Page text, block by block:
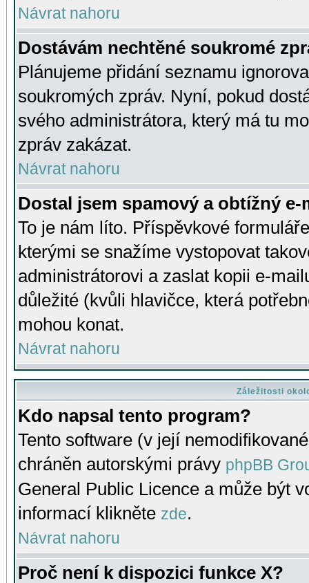
Návrat nahoru
Dostávám nechtěné soukromé
Plánujeme přidání seznamu
soukromých zpráv. Nyní, pokud
svého administrátora, který má tu
zpráv zakázat.
Návrat nahoru
Dostal jsem spamový a obtížný
To je nám líto. Příspěvkové
kterými se snažíme vystopovat
administrátorovi a zaslat kopii e-
důležité (kvůli hlavičce, která
mohou konat.
Návrat nahoru
Záležitosti
Kdo napsal tento program?
Tento software (v její
chráněn autorskými právy phpBB
General Public Licence a může být
informací klikněte zde.
Návrat nahoru
Proč není k dispozici funkce X?